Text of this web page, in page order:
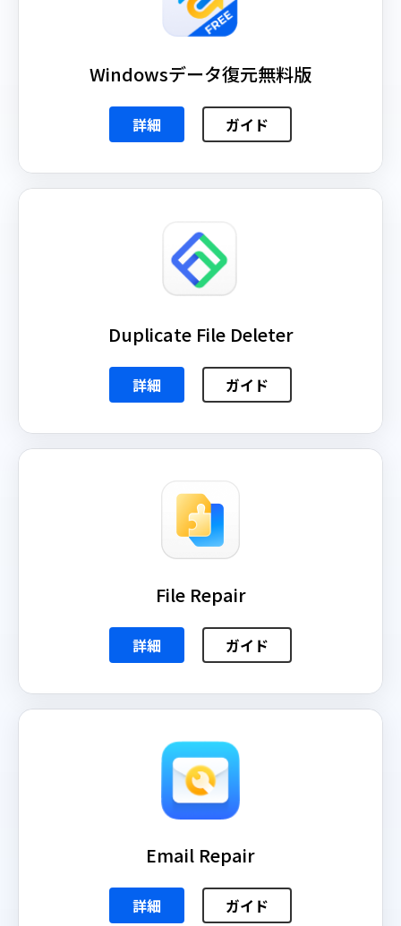
Windowsデータ復元無料版
詳細 ガイド
Duplicate File Deleter
詳細 ガイド
File Repair
詳細 ガイド
Email Repair
詳細 ガイド